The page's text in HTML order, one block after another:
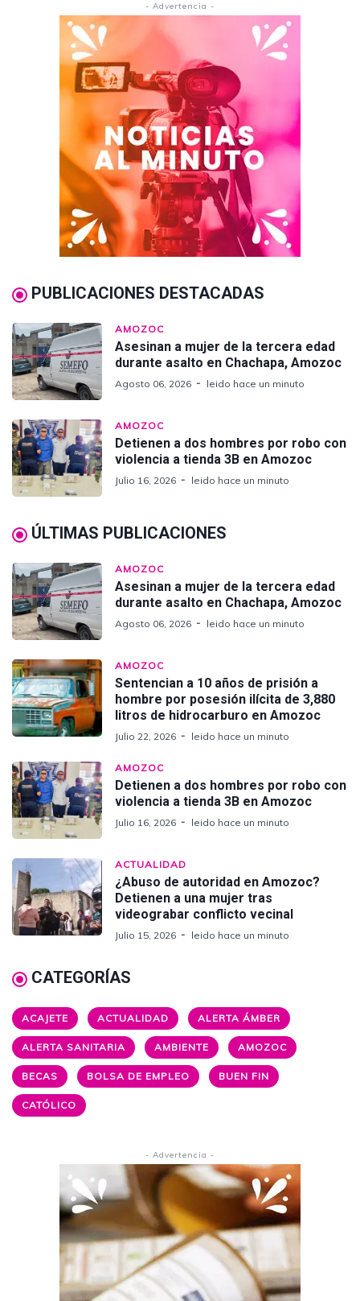
- Advertencia -
PUBLICACIONES DESTACADAS
AMOZOC
Asesinan a mujer de la tercera edad
durante asalto en Chachapa, Amozoc
Agosto 06, 2026 leido hace un minuto
AMOZOC
Detienen a dos hombres por robo con
violencia a tienda 3B en Amozoc
Julio 16, 2026 leido hace un minuto
ÚLTIMAS PUBLICACIONES
AMOZOC
Asesinan a mujer de la tercera edad
durante asalto en Chachapa, Amozoc
Agosto 06, 2026 leido hace un minuto
AMOZOC
Sentencian a 10 años de prisión a
hombre por posesión ilícita de 3,880
litros de hidrocarburo en Amozoc
Julio 22, 2026 leido hace un minuto
AMOZOC
Detienen a dos hombres por robo con
violencia a tienda 3B en Amozoc
Julio 16, 2026 leido hace un minuto
ACTUALIDAD
¿Abuso de autoridad en Amozoc?
Detienen a una mujer tras
videograbar conflicto vecinal
Julio 15, 2026 leido hace un minuto
CATEGORÍAS
ACAJETE ACTUALIDAD ALERTA ÁMBER
ALERTA SANITARIA AMBIENTE AMOZOC
BECAS BOLSA DE EMPLEO BUEN FIN
CATÓLICO
- Advertencia -